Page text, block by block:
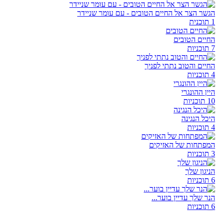
הגשר הצר אל החיים הטובים - עם עומר שניידר
1 תוכנית
החיים הטובים
7 תוכניות
החיים והטוב נתתי לפניך
4 תוכניות
היין ההונגרי
10 תוכניות
היכל הנגינה
4 תוכניות
המפתחות של האזיקים
3 תוכניות
הניגון שלך
6 תוכניות
הנר שלך עדיין בוער...
6 תוכניות